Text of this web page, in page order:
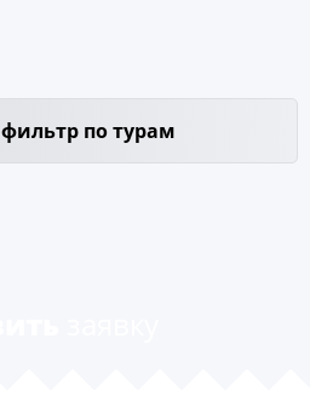
фильтр по турам